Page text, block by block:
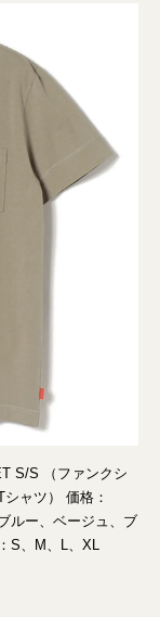
S/S （ファンクシ
ャツ） 価格：
ルー、ベージュ、ブ
S、M、L、XL